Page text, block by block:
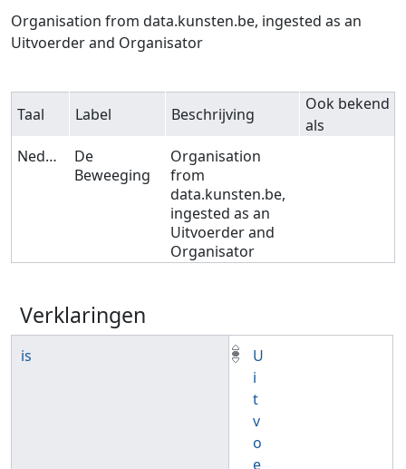
Ga naar:navigatie,zoeken
Organisation from data.kunsten.be, ingested as an
Uitvoerder and Organisator
Taal Label Beschrijving
Ook bekend
als
Nederlands
De
Beweeging
Organisation
from
data.kunsten.be,
ingested as an
Uitvoerder and
Organisator
Verklaringen
is
U
i
t
v
o
e